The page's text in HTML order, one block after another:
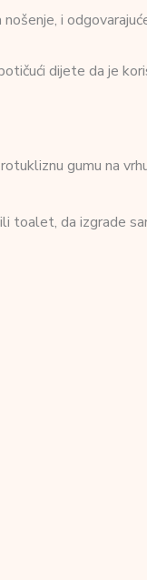
i
dijete da je
gumu na
toalet, da izgrade